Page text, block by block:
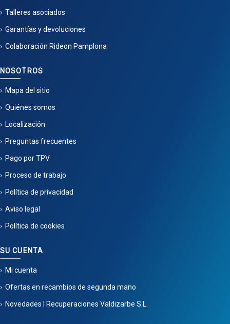
Talleres asociados
Garantías y devoluciones
Colaboración Rideon Pamplona
NOSOTROS
Mapa del sitio
Quiénes somos
Localización
Preguntas frecuentes
Pago por TPV
Proceso de trabajo
Política de privacidad
Aviso legal
Política de cookies
SU CUENTA
Mi cuenta
Ofertas en recambios de segunda mano
Novedades | Recuperaciones Valdizarbe S.L.